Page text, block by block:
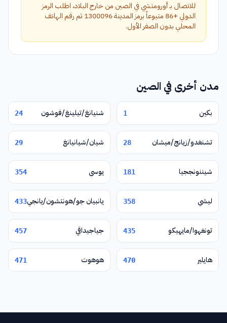
للاتصال بـ أورومتشي في الصين من خارج البلاد، اطلب الرمز
الدولي +86 متبوعاً برمز المدينة 1300096 ثم رقم الهاتف
المحلي بدون الصفر الأول.
مدن أخرى في الصين
بكين 1 شنيانغ/تيلينغ/فوشون 24
تشنغدو/زيانج/ميشان 28 شيان/شيانيانغ 29
شيننونججيا 181 يوسي 354
ليشي 358 يانبيان جو/هونتشون/يانجي433
تونغهوا/مايهيكو 435 جياجيداقي 457
هايلير 470 هوهوت 471